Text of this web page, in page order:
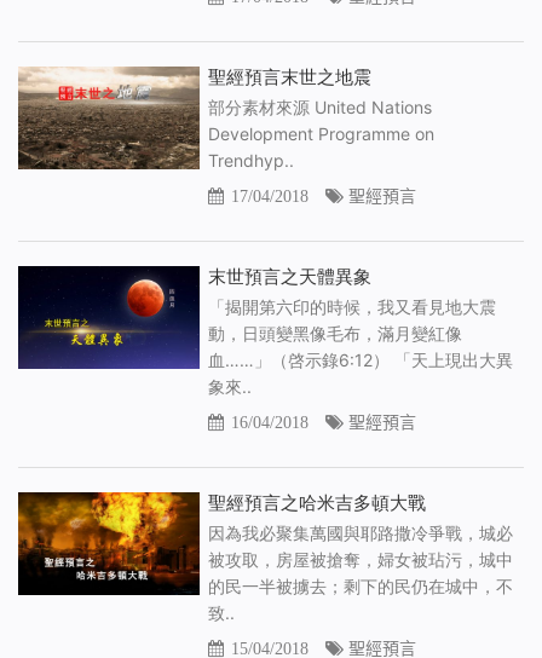
聖經預言末世之地震
部分素材來源 United Nations
Development Programme on
Trendhyp..
17/04/2018 聖經預言
末世預言之天體異象
「揭開第六印的時候，我又看見地大震
動，日頭變黑像毛布，滿月變紅像
血……」（啓示錄6:12） 「天上現出大異
象來..
16/04/2018 聖經預言
聖經預言之哈米吉多頓大戰
因為我必聚集萬國與耶路撒冷爭戰，城必
被攻取，房屋被搶奪，婦女被玷污，城中
的民一半被擄去；剩下的民仍在城中，不
致..
15/04/2018 聖經預言